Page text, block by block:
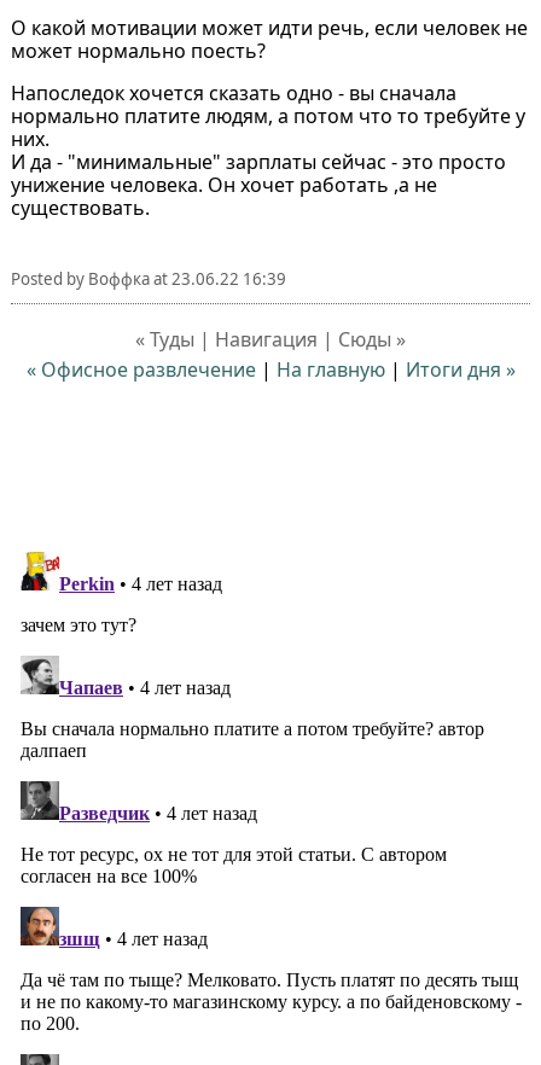
О какой мотивации может идти речь, если человек не
может нормально поесть?
Напоследок хочется сказать одно - вы сначала
нормально платите людям, а потом что то требуйте у
них.
И да - "минимальные" зарплаты сейчас - это просто
унижение человека. Он хочет работать ,а не
существовать.
Posted by Воффкаat 23.06.22 16:39
« Туды | Навигация | Сюды »
« Офисное развлечение| На главную| Итоги дня »